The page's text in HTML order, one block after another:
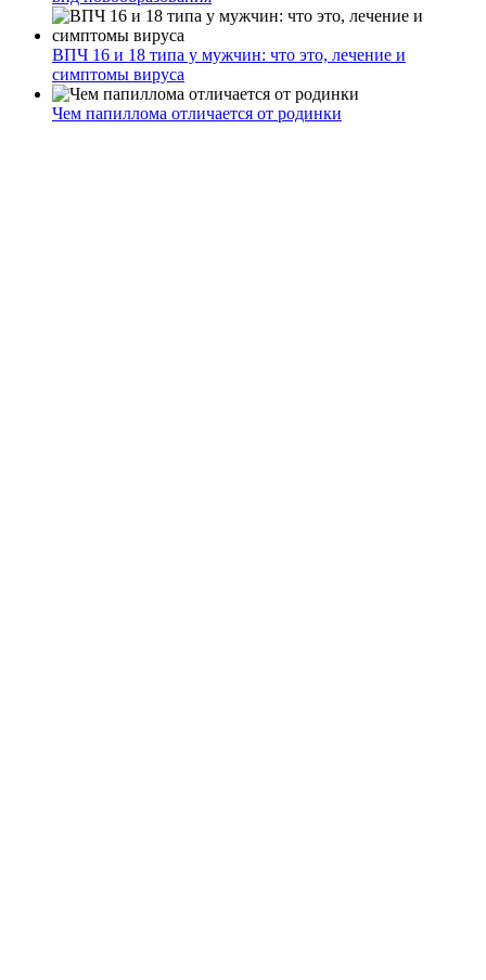
ВПЧ 16 и 18 типа у мужчин: что это, лечение и
симптомы вируса
Чем папиллома отличается от родинки